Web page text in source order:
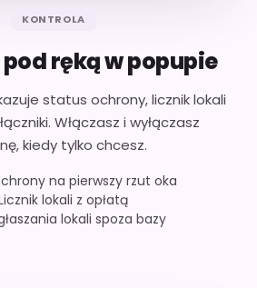
KONTROLA
ręką w popupie
status ochrony, licznik lokali
Włączasz i wyłączasz
kiedy tylko chcesz.
na pierwszy rzut oka
lokali z opłatą
lokali spoza bazy